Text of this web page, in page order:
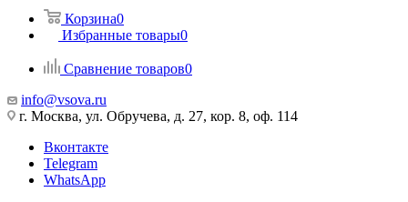
Корзина0
Избранные товары0
Сравнение товаров0
info@vsova.ru
г. Москва, ул. Обручева, д. 27, кор. 8, оф. 114
Вконтакте
Telegram
WhatsApp